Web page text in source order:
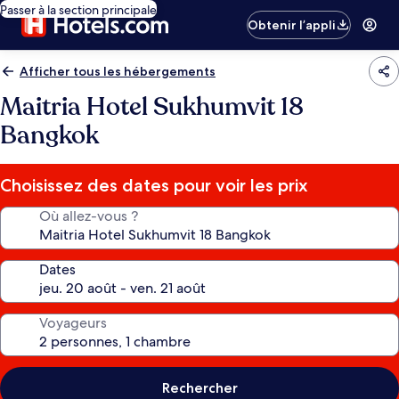
Passer à la section principale
Obtenir l’appli
Afficher tous les hébergements
Maitria Hotel Sukhumvit 18
Bangkok
Choisissez des dates pour voir les prix
Où allez-vous ?
Dates
Voyageurs
Rechercher